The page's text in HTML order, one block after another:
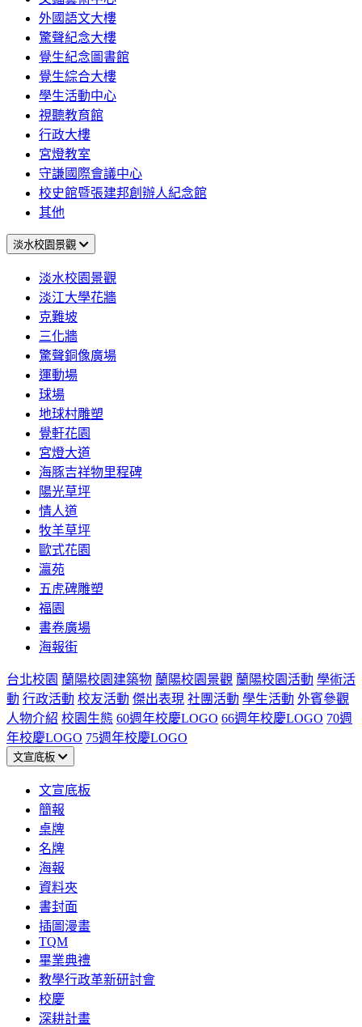
外國語文大樓
驚聲紀念大樓
覺生紀念圖書館
覺生綜合大樓
學生活動中心
視聽教育館
行政大樓
宮燈教室
守謙國際會議中心
校史館暨張建邦創辦人紀念館
其他
淡水校園景觀
淡水校園景觀
淡江大學花牆
克難坡
三化牆
驚聲銅像廣場
運動場
球場
地球村雕塑
覺軒花園
宮燈大道
海豚吉祥物里程碑
陽光草坪
情人道
牧羊草坪
歐式花園
瀛苑
五虎碑雕塑
福園
書卷廣場
海報街
台北校園 蘭陽校園建築物 蘭陽校園景觀 蘭陽校園活動 學術活
動 行政活動 校友活動 傑出表現 社團活動 學生活動 外賓參觀
人物介紹 校園生態 60週年校慶LOGO 66週年校慶LOGO 70週
年校慶LOGO 75週年校慶LOGO
文宣底板
文宣底板
簡報
桌牌
名牌
海報
資料夾
書封面
插圖漫畫
TQM
畢業典禮
教學行政革新研討會
校慶
深耕計畫